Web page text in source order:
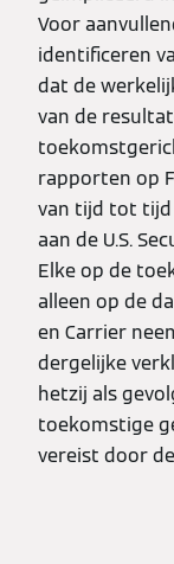
Voor
identificeren
dat de
van de
rapporten op
van tijd tot
aan de U.S.
Elke op de
alleen op de
en Carrier
dergelijke
hetzij als
toekomstige
vereist door